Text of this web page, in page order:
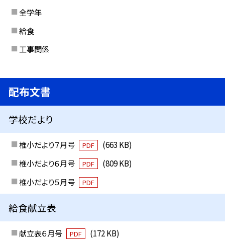
全学年
給食
工事関係
配布文書
学校だより
椎小だより７月号 PDF
(663 KB)
椎小だより６月号
PDF
(809 KB)
椎小だより５月号
PDF
給食献立表
献立表６月号 PDF
(172 KB)